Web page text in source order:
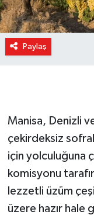
Paylaş
Manisa, Denizli
çekirdeksiz
için yolculuğuna
komisyonu
lezzetli üzüm
üzere hazır hale